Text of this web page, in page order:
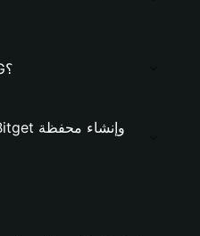
ما هي أفضل محفظة ERCG؟